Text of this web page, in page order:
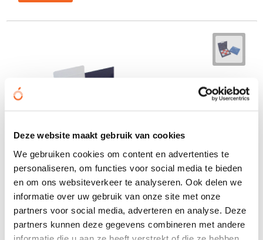
Deze website maakt gebruik van cookies
We gebruiken cookies om content en advertenties te
personaliseren, om functies voor social media te bieden
en om ons websiteverkeer te analyseren. Ook delen we
informatie over uw gebruik van onze site met onze
partners voor social media, adverteren en analyse. Deze
partners kunnen deze gegevens combineren met andere
informatie die u aan ze heeft verstrekt of die ze hebben